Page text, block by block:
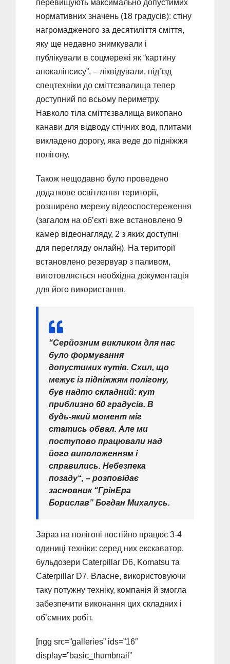
перевищують максимально допустимих
нормативних значень (18 градусів): стіну
нагромадженого за десятиліття сміття,
яку ще недавно знимкували і
публікували в соцмережі як “картину
апокаліпсису”, – ліквідували, під’їзд
спецтехніки до сміттєзвалища тепер
доступний по всьому периметру.
Навколо тіла сміттєзвалища викопано
канави для відводу стічних вод, плитами
викладено дорогу, яка веде до підніжжя
полігону.
Також нещодавно було проведено
додаткове освітлення території,
розширено мережу відеоспостереження
(загалом на об’єкті вже встановлено 9
камер відеонагляду, 2 з яких доступні
для перегляду онлайн). На території
встановлено резервуар з паливом,
виготовляється необхідна документація
для його використання.
“Серйозним викликом для нас
було формування
допустимих кутів. Схил, що
межує із підніжжям полігону,
був надто складний: кут
приблизно 60 градусів. В
будь-який момент міг
статись обвал. Але ми
поступово працювали над
його виположенням і
справились. Небезпека
позаду“, – розповідає
засновник “ГрінЕра
Борислав” Богдан Михалусь.
Зараз на полігоні постійно працює 3-4
одиниці техніки: серед них екскаватор,
бульдозери Caterpillar D6, Komatsu та
Caterpillar D7. Власне, використовуючи
таку потужну техніку, компанія й змогла
забезпечити виконання цих складних і
об’ємних робіт.
[ngg src=”galleries” ids=”16″
display=”basic_thumbnail”